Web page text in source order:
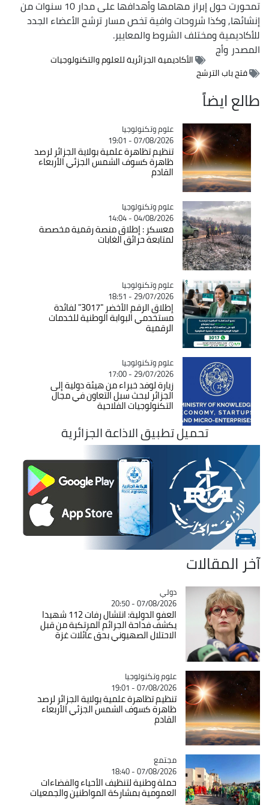
تمحورت حول إبراز مهامها وأهدافها على مدار 10 سنوات من
إنشائها, وكذا شروحات وافية تخص مسار ترشح الأعضاء الجدد
للأكاديمية ومختلف الشروط والمعايير.
المصدروأج
الأكاديمية الجزائرية للعلوم والتكنولوجيات
فتح باب الترشح
طالع ايضاً
Catégorie
علوم وتكنولوجيا
07/08/2026 - 19:01
تنظيم تظاهرة علمية بولاية الجزائر لرصد
ظاهرة كسوف الشمس الجزئي الأربعاء
القادم
Catégorie
علوم وتكنولوجيا
04/08/2026 - 14:04
معسكر : إطلاق منصة رقمية مخصصة
لمتابعة حرائق الغابات
Catégorie
علوم وتكنولوجيا
29/07/2026 - 18:51
إطلاق الرقم الأخضر "3017" لفائدة
مستخدمي البوابة الوطنية للخدمات
الرقمية
Catégorie
علوم وتكنولوجيا
29/07/2026 - 17:00
زيارة لوفد خبراء من هيئة دولية إلى
الجزائر لبحث سبل التعاون في مجال
التكنولوجيات الفلاحية
تحميل تطبيق الاذاعة الجزائرية
آخر المقالات
Catégorie
دولي
07/08/2026 - 20:50
العفو الدولية: انتشال رفات 112 شهيدا
يكشف فداحة الجرائم المرتكبة من قبل
الاحتلال الصهيوني بحق عائلات غزة
Catégorie
علوم وتكنولوجيا
07/08/2026 - 19:01
تنظيم تظاهرة علمية بولاية الجزائر لرصد
ظاهرة كسوف الشمس الجزئي الأربعاء
القادم
Catégorie
مجتمع
07/08/2026 - 18:40
حملة وطنية لتنظيف الأحياء والفضاءات
العمومية بمشاركة المواطنين والجمعيات